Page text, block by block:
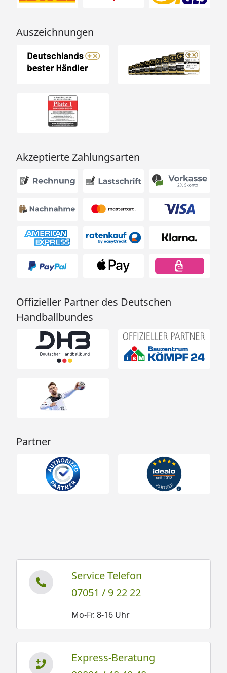
Auszeichnungen
Akzeptierte Zahlungsarten
Offizieller Partner des Deutschen
Handballbundes
Partner
Service Telefon
07051 / 9 22 22
Mo-Fr. 8-16 Uhr
Express-Beratung